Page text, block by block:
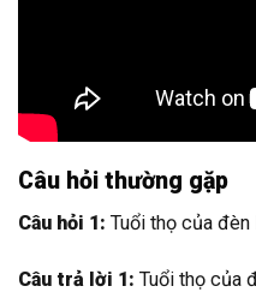
Câu hỏi thường gặp
Câu hỏi 1: Tuổi thọ của đèn
Câu trả lời 1: Tuổi thọ của